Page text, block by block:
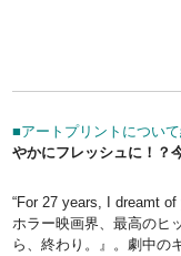
■アートプリントについ
やかにフレッシュに！？
“For 27 years, I dreamt
ホラー映画界、最高のヒ
ら、終わり。』。劇中の